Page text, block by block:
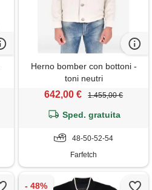
Herno bomber con bottoni -
toni neutri
642,00 € 1.455,00 €
Sped. gratuita
48-50-52-54
Farfetch